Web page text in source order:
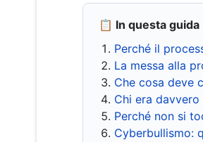
📋 In questa guida
Perché il
La messa alla
Che cosa deve
Chi era
Perché non si
Cyberbullismo: